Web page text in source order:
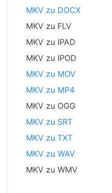
MKV zu DOCX
MKV zu FLV
MKV zu IPAD
MKV zu IPOD
MKV zu MOV
MKV zu MP4
MKV zu OGG
MKV zu SRT
MKV zu TXT
MKV zu WAV
MKV zu WMV